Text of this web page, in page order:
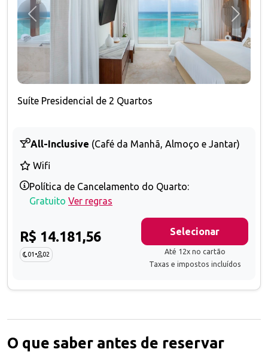
Anterior
Suíte Presidencial de 2 Quartos
All-Inclusive (Café da Manhã, Almoço e Jantar)
Wifi
Política de Cancelamento do Quarto:
Gratuito Ver regras
R$ 14.181,56
01 • 02
Selecionar
Até 12x no cartão
Taxas e impostos incluídos
O que saber antes de reservar